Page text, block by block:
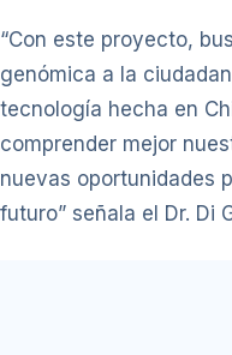
“Con este proyecto,
genómica a la
tecnología hecha en
comprender mejor
nuevas oportunidades
futuro” señala el Dr. Di